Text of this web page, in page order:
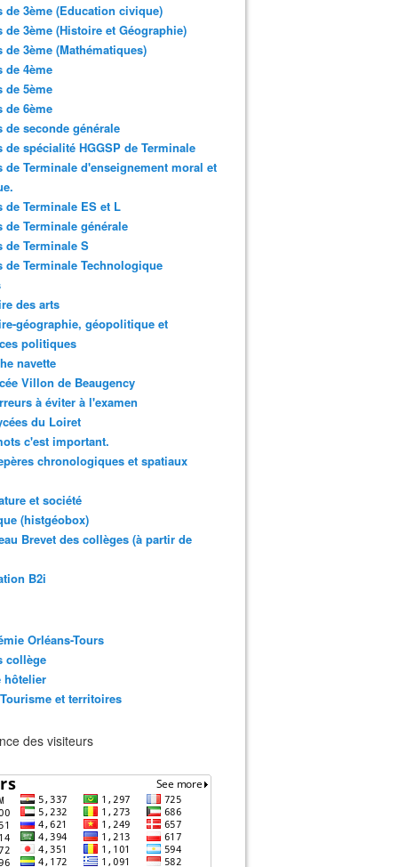
de 3ème (Education civique)
de 3ème (Histoire et Géographie)
de 3ème (Mathématiques)
de 4ème
de 5ème
de 6ème
de seconde générale
de spécialité HGGSP de Terminale
de Terminale d'enseignement moral et
de Terminale ES et L
de Terminale générale
de Terminale S
de Terminale Technologique
des arts
géographie, géopolitique et
politiques
navette
Villon de Beaugency
à éviter à l'examen
du Loiret
c'est important.
chronologiques et spatiaux
et société
(histgéobox)
Brevet des collèges (à partir de
B2i
Orléans-Tours
collège
hôtelier
et territoires
des visiteurs